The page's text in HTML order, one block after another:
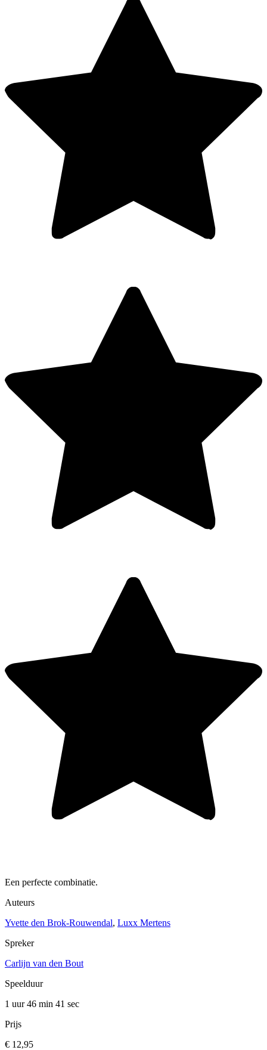
Een perfecte combinatie.
Auteurs
Yvette den Brok-Rouwendal, Luxx Mertens
Spreker
Carlijn van den Bout
Speelduur
1 uur 46 min 41 sec
Prijs
€ 12,95